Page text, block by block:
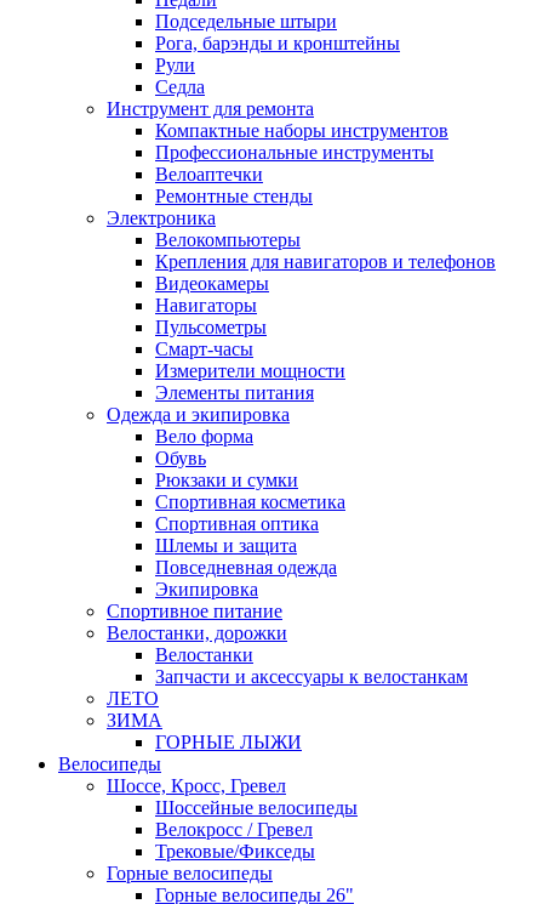
Подседельные штыри
Рога, барэнды и кронштейны
Рули
Седла
Инструмент для ремонта
Компактные наборы инструментов
Профессиональные инструменты
Велоаптечки
Ремонтные стенды
Электроника
Велокомпьютеры
Крепления для навигаторов и телефонов
Видеокамеры
Навигаторы
Пульсометры
Смарт-часы
Измерители мощности
Элементы питания
Одежда и экипировка
Вело форма
Обувь
Рюкзаки и сумки
Спортивная косметика
Спортивная оптика
Шлемы и защита
Повседневная одежда
Экипировка
Спортивное питание
Велостанки, дорожки
Велостанки
Запчасти и аксессуары к велостанкам
ЛЕТО
ЗИМА
ГОРНЫЕ ЛЫЖИ
Велосипеды
Шоссе, Кросс, Гревел
Шоссейные велосипеды
Велокросс / Гревел
Трековые/Фикседы
Горные велосипеды
Горные велосипеды 26"